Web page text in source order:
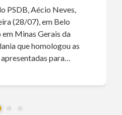
PSDB, Aécio Neves,
(28/07), em Belo
Minas Gerais da
que homologou as
para…